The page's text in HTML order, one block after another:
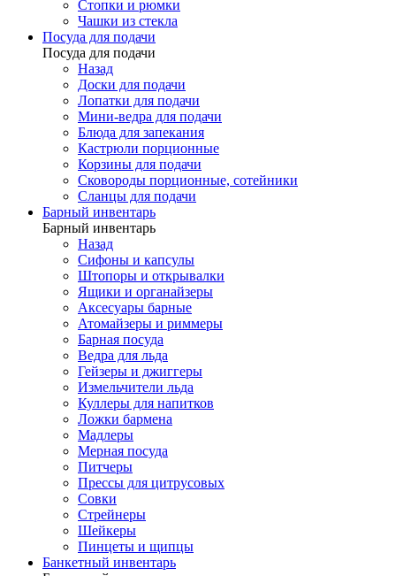
Стопки и рюмки
Чашки из стекла
Посуда для подачи
Посуда для подачи
Назад
Доски для подачи
Лопатки для подачи
Мини-ведра для подачи
Блюда для запекания
Кастрюли порционные
Корзины для подачи
Сковороды порционные, сотейники
Сланцы для подачи
Барный инвентарь
Барный инвентарь
Назад
Сифоны и капсулы
Штопоры и открывалки
Ящики и органайзеры
Аксесуары барные
Атомайзеры и риммеры
Барная посуда
Ведра для льда
Гейзеры и джиггеры
Измельчители льда
Куллеры для напитков
Ложки бармена
Мадлеры
Мерная посуда
Питчеры
Прессы для цитрусовых
Совки
Стрейнеры
Шейкеры
Пинцеты и щипцы
Банкетный инвентарь